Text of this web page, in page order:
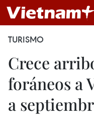
TURISMO
Crece
foráneos a
a